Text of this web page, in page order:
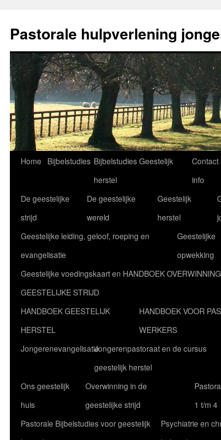
de
inhoud
Pastorale hulpverlening
Home Bijbelstudies Bijbelstudies Geestelijk
herstel
Contact
info
De geestelijke
strijd
De geestelijke
wereld
Geestelijk
herstel
Geestelijke leiding, geloof, roeping en
evangelisatie
Geestelijke
opwekking
Geestelijke voedingskaart en HANDBOEK
GEESTELIJKE STRIJD
HANDBOEK GEESTELIJK
HERSTEL
HANDBOEK VOOR
WERKERS
JongerenevangelisatieJongerenpastoraat en de cursus
geestelijk herstel
Ons geestelijk
huis
Overwinning in de
geestelijke strijd
1 t/m 4
Pastorale Bijbelstudies voor geestelijk
Psychiatrie en